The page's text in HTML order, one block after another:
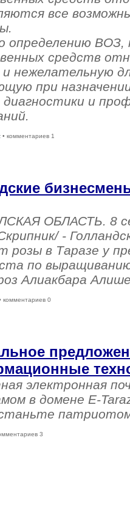
все
определению ВОЗ,
средств
нежелательную
при
диагностики и
• комментариев 1
ОБЛАСТЬ. 8
-
розы в Таразе у
по
Алиакбара
комментариев 0
электронная
в домене E-
патриотом
3